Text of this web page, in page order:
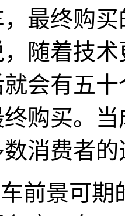
最终购
随着技
会有五
购买。
消费者的
前景可期